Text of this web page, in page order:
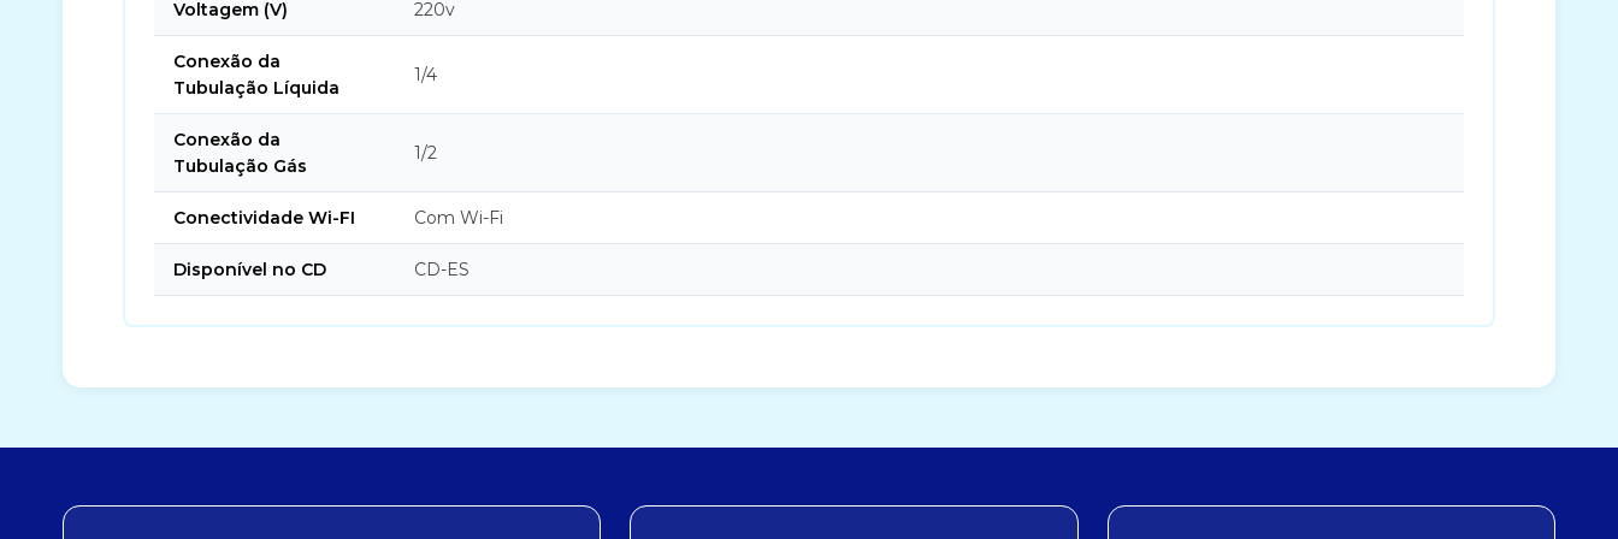
Voltagem (V) 220v
Conexão da
Tubulação Líquida
1/4
Conexão da
Tubulação Gás
1/2
Conectividade Wi-FI Com Wi-Fi
Disponível no CD CD-ES